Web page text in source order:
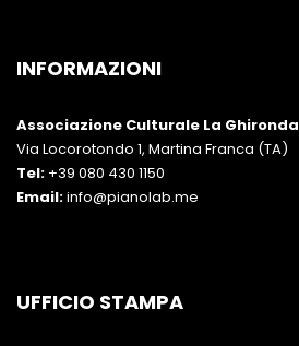
INFORMAZIONI
Associazione Culturale La Ghironda
Via Locorotondo 1, Martina Franca (TA)
Tel: +39 080 430 1150
Email:info@pianolab.me
UFFICIO STAMPA